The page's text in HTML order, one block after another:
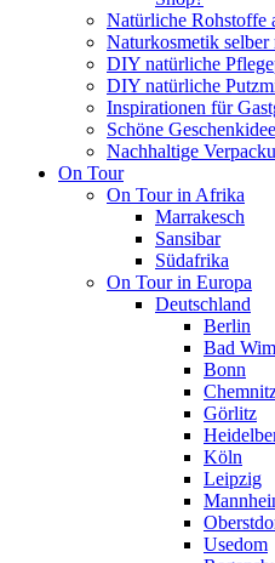
Natürliche Rohstoffe
Naturkosmetik selber
DIY natürliche
DIY natürliche
Inspirationen für
Schöne
Nachhaltige
On Tour
On Tour in Afrika
Marrakesch
Sansibar
Südafrika
On Tour in Europa
Deutschland
Berlin
Bad
Bonn
Görlitz
Köln
Leipzig
Usedom